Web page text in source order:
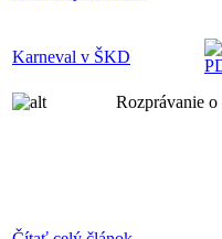
Karneval v ŠKD
Rozprávanie